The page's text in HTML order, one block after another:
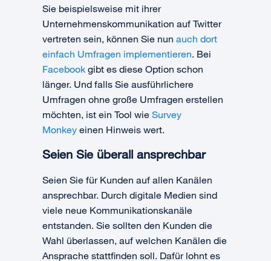
Sie beispielsweise mit ihrer
Unternehmenskommunikation auf Twitter
vertreten sein, können Sie nun auch dort
einfach Umfragen implementieren. Bei
Facebook gibt es diese Option schon
länger. Und falls Sie ausführlichere
Umfragen ohne große Umfragen erstellen
möchten, ist ein Tool wie Survey
Monkey einen Hinweis wert.
Seien Sie überall ansprechbar
Seien Sie für Kunden auf allen Kanälen
ansprechbar. Durch digitale Medien sind
viele neue Kommunikationskanäle
entstanden. Sie sollten den Kunden die
Wahl überlassen, auf welchen Kanälen die
Ansprache stattfinden soll. Dafür lohnt es